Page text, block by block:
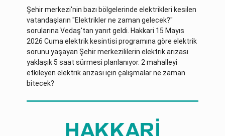
Şehir merkezi'nin bazı bölgelerinde elektrikleri kesilen
vatandaşların "Elektrikler ne zaman gelecek?"
sorularına Vedaş'tan yanıt geldi. Hakkari 15 Mayıs
2026 Cuma elektrik kesintisi programına göre elektrik
sorunu yaşayan Şehir merkezililerin elektrik arızası
yaklaşık 5 saat sürmesi planlanıyor. 2 mahalleyi
etkileyen elektrik arızası için çalışmalar ne zaman
bitecek?